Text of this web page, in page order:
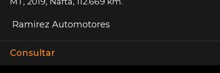
Ramirez Automotores
Consultar